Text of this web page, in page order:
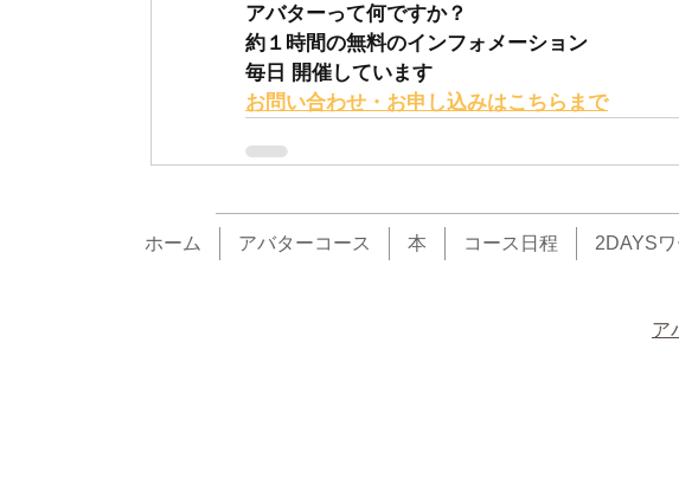
アバターって何ですか？
約１時間の無料のインフォメーション
毎日 開催しています
お問い合わせ・お申し込みはこちらまで
ホーム アバターコース 本 コース日程 2DAYS
ア